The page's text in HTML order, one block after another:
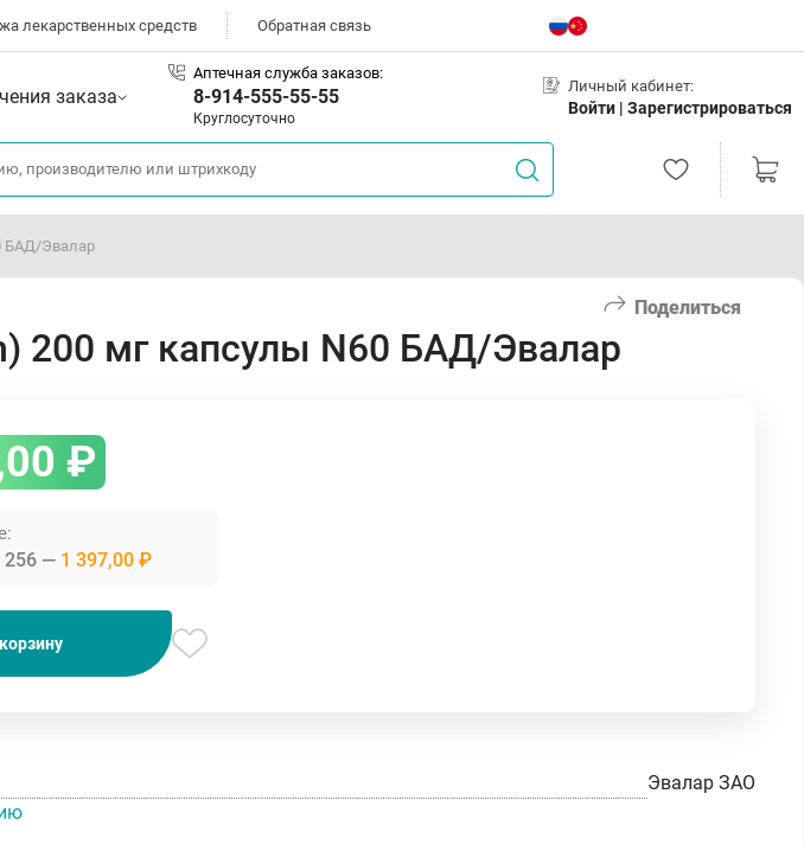
лекарственных средств Обратная связь
заказа
Аптечная служба заказов:
8-914-555-55-55
Круглосуточно
Личный кабинет:
Войти | Зарегистрироваться
БАД/Эвалар
Поделиться
200 мг капсулы N60 БАД/Эвалар
₽
256 1 397,00 ₽
Эвалар ЗАО